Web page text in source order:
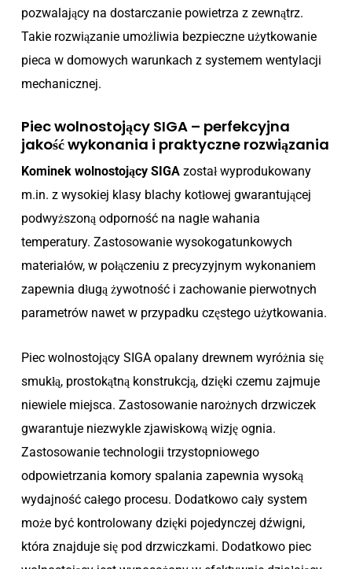
pozwalający na dostarczanie powietrza z zewnątrz.
Takie rozwiązanie umożliwia bezpieczne użytkowanie
pieca w domowych warunkach z systemem wentylacji
mechanicznej.
Piec wolnostojący SIGA – perfekcyjna
jakość wykonania i praktyczne rozwiązania
Kominek wolnostojący SIGA został wyprodukowany
m.in. z wysokiej klasy blachy kotłowej gwarantującej
podwyższoną odporność na nagłe wahania
temperatury. Zastosowanie wysokogatunkowych
materiałów, w połączeniu z precyzyjnym wykonaniem
zapewnia długą żywotność i zachowanie pierwotnych
parametrów nawet w przypadku częstego użytkowania.
Piec wolnostojący SIGA opalany drewnem wyróżnia się
smukłą, prostokątną konstrukcją, dzięki czemu zajmuje
niewiele miejsca. Zastosowanie narożnych drzwiczek
gwarantuje niezwykle zjawiskową wizję ognia.
Zastosowanie technologii trzystopniowego
odpowietrzania komory spalania zapewnia wysoką
wydajność całego procesu. Dodatkowo cały system
może być kontrolowany dzięki pojedynczej dźwigni,
która znajduje się pod drzwiczkami. Dodatkowo piec